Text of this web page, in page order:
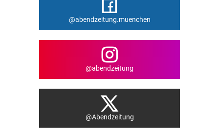
@abendzeitung.muenchen
@abendzeitung
@Abendzeitung